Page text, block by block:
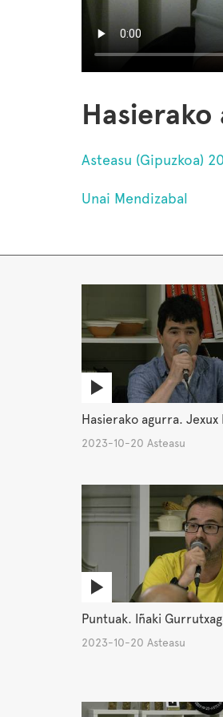
Hasierako
Asteasu (Gipuzkoa)
Unai Mendizabal
Hasierako agurra. Jexux
2023-10-20 Asteasu
Puntuak. Iñaki
2023-10-20 Asteasu